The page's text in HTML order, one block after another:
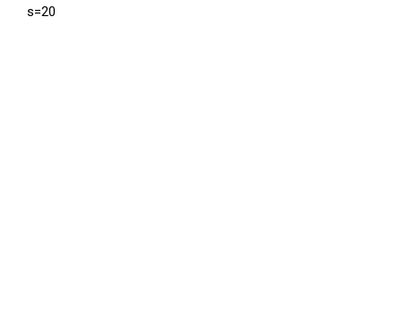
s=20